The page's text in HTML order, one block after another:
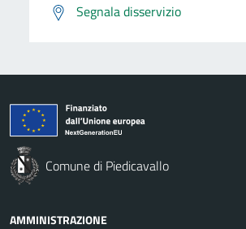
Segnala disservizio
Comune di Piedicavallo
AMMINISTRAZIONE